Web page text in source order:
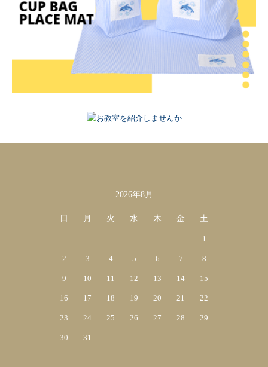
2026年8月
日 月 火 水 木 金 土
1
2 3 4 5 6 7 8
9 10 11 12 13 14 15
16 17 18 19 20 21 22
23 24 25 26 27 28 29
30 31